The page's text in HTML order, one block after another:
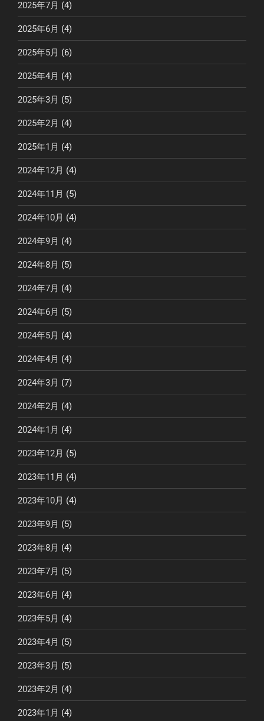
2025年7月 (4)
2025年6月 (4)
2025年5月 (6)
2025年4月 (4)
2025年3月 (5)
2025年2月 (4)
2025年1月 (4)
2024年12月 (4)
2024年11月 (5)
2024年10月 (4)
2024年9月 (4)
2024年8月 (5)
2024年7月 (4)
2024年6月 (5)
2024年5月 (4)
2024年4月 (4)
2024年3月 (7)
2024年2月 (4)
2024年1月 (4)
2023年12月 (5)
2023年11月 (4)
2023年10月 (4)
2023年9月 (5)
2023年8月 (4)
2023年7月 (5)
2023年6月 (4)
2023年5月 (4)
2023年4月 (5)
2023年3月 (5)
2023年2月 (4)
2023年1月 (4)